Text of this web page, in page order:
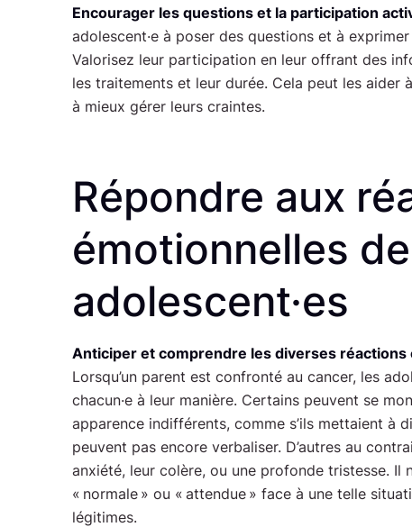
Encourager les questions et la participation
adolescent·e à poser des questions et à
Valorisez leur participation en leur offrant des
les traitements et leur durée. Cela peut les aider
à mieux gérer leurs craintes.
Répondre aux
émotionnelles
adolescent·es
Anticiper et comprendre les diverses réactions
Lorsqu’un parent est confronté au cancer, les
chacun·e à leur manière. Certains peuvent se
apparence indifférents, comme s’ils mettaient à
peuvent pas encore verbaliser. D’autres au
anxiété, leur colère, ou une profonde tristesse. Il
« normale » ou « attendue » face à une telle
légitimes.